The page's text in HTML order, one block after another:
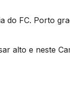
do FC. Porto
alto e neste